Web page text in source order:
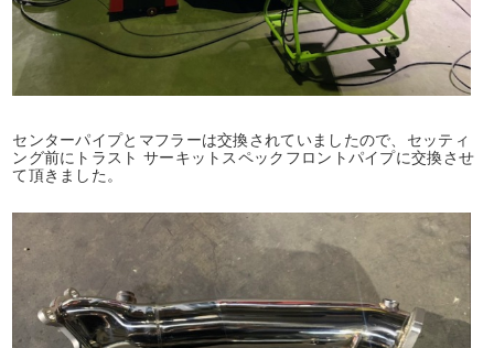
センターパイプとマフラーは交換されていましたので、セッティ
ング前にトラスト サーキットスペックフロントパイプに交換させ
て頂きました。